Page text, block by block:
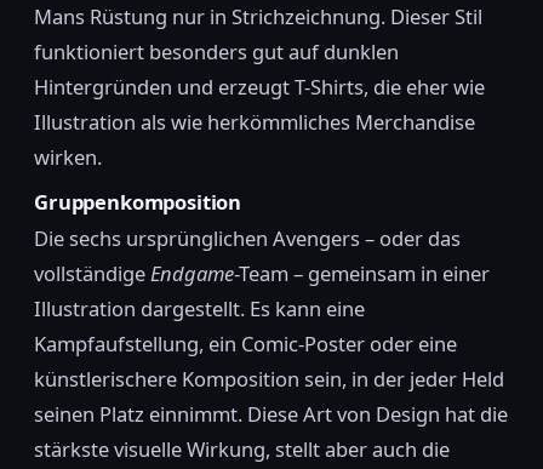
Mans Rüstung nur in Strichzeichnung. Dieser Stil
funktioniert besonders gut auf dunklen
Hintergründen und erzeugt T-Shirts, die eher wie
Illustration als wie herkömmliches Merchandise
wirken.
Gruppenkomposition
Die sechs ursprünglichen Avengers – oder das
vollständigeEndgame-Team – gemeinsam in einer
Illustration dargestellt. Es kann eine
Kampfaufstellung, ein Comic-Poster oder eine
künstlerischere Komposition sein, in der jeder Held
seinen Platz einnimmt. Diese Art von Design hat die
stärkste visuelle Wirkung, stellt aber auch die